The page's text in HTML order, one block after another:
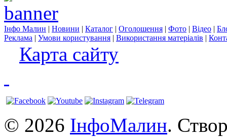
Інфо Малин | Новини | Каталог | Оголошення | Фото | Відео |
Реклама | Умови користування | Використання матеріалів |
Карта сайту
© 2026 ІнфоМалин.